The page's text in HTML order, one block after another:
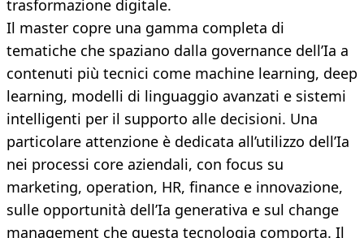
trasformazione digitale.
Il master copre una gamma completa di
tematiche che spaziano dalla governance dell’Ia a
contenuti più tecnici come machine learning, deep
learning, modelli di linguaggio avanzati e sistemi
intelligenti per il supporto alle decisioni. Una
particolare attenzione è dedicata all’utilizzo dell’Ia
nei processi core aziendali, con focus su
marketing, operation, HR, finance e innovazione,
sulle opportunità dell’Ia generativa e sul change
management che questa tecnologia comporta. Il